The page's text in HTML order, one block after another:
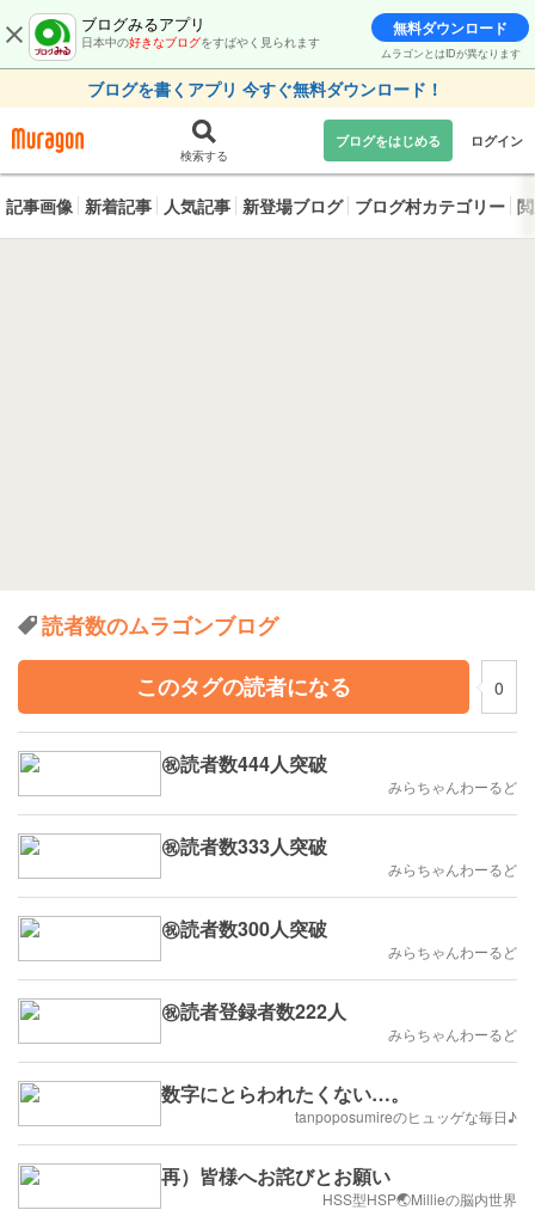
ブログみるアプリ
日本中の好きなブログをすばやく見られます
無料ダウンロード
ムラゴンとはIDが異なります
ブログを書くアプリ 今すぐ無料ダウンロード！
検索する
ブログをはじめる ログイン
記事画像 新着記事 人気記事 新登場ブログ ブログ村カテゴリー
読者数のムラゴンブログ
このタグの読者になる
0
㊗読者数444人突破
みらちゃんわーるど
㊗読者数333人突破
みらちゃんわーるど
㊗読者数300人突破
みらちゃんわーるど
㊗読者登録者数222人
みらちゃんわーるど
数字にとらわれたくない…。
tanpoposumireのヒュッゲな毎日♪
再）皆様へお詫びとお願い
HSS型HSP🌏Millieの脳内世界